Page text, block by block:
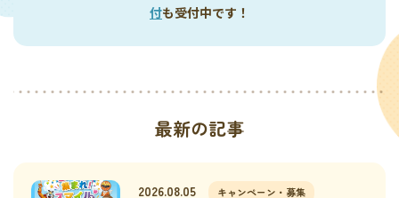
付も受付中です！
最新の記事
2026.08.05 キャンペーン・募集